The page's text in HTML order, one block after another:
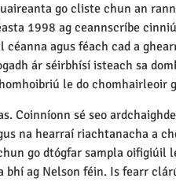
go cliste chun an
1998 ag ceannscríbe
agus féach cad a
ár séirbhísí isteach sa
le do chomhairleoir
Coinníonn sé seo
na hearraí riachtanacha a
go dtógfar sampla
bhí ag Nelson féin. Is fearr